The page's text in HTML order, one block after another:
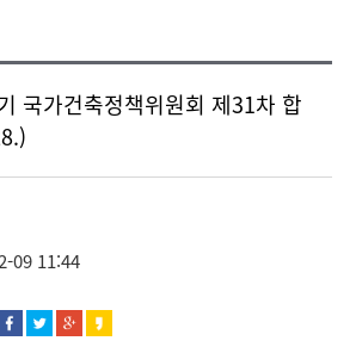
국가건축정책위원회 제31차 합
09 11:44